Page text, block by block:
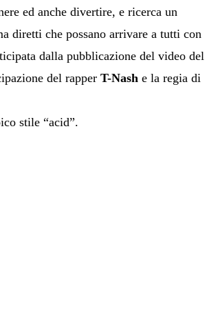
ed anche divertire, e ricerca un
diretti che possano arrivare a tutti con
dalla pubblicazione del video del
del rapperT-Nash e la regia di
stile “acid”.